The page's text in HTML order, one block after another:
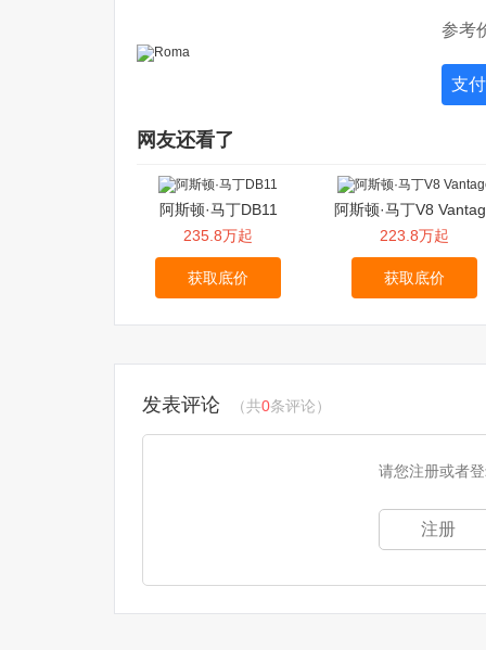
参考
支
网友还看了
阿斯顿·马丁DB11
235.8万起
获取底价
阿斯顿·马丁V8
223.8万起
获取底价
发表评论 （共0条评论）
请您注册或者
注册